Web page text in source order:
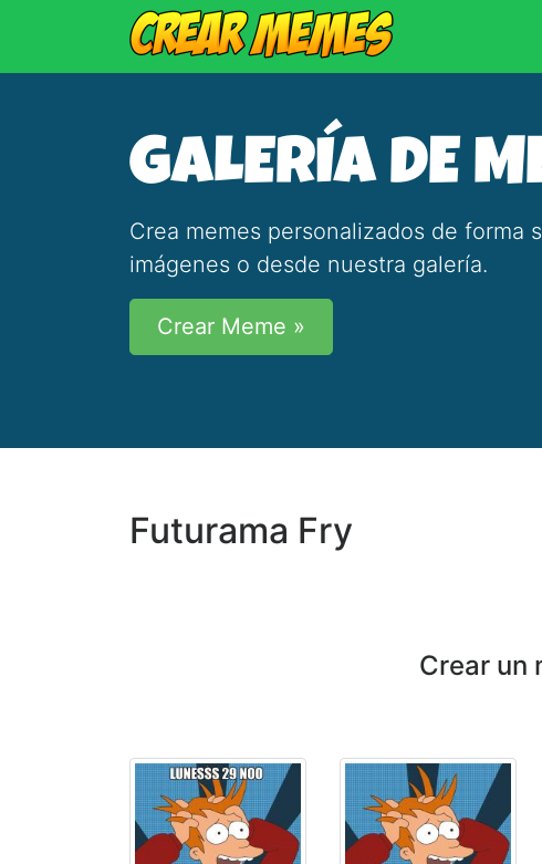
GALERÍA DE
Crea memes personalizados de forma
imágenes o desde nuestra galería.
Crear Meme »
Futurama Fry
Crear un